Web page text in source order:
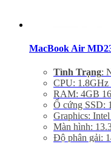
MacBook Air
Tình Trạng:
CPU: 1.8GHz
RAM: 4GB
Ổ cứng SSD:
Graphics:
Màn hình:
Độ phân gải: